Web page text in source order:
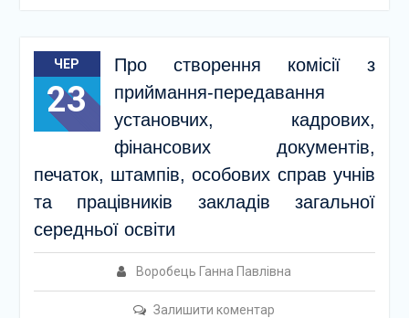
ЧЕР
23
Про створення комісії з
приймання-передавання
установчих, кадрових,
фінансових документів,
печаток, штампів, особових справ учнів
та працівників закладів загальної
середньої освіти
Воробець Ганна Павлівна
Залишити коментар